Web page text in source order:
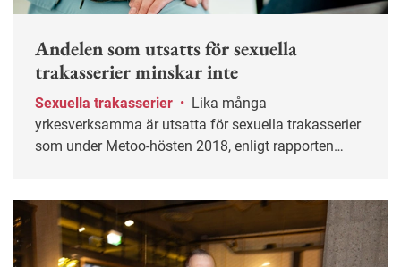
Andelen som utsatts för sexuella
trakasserier minskar inte
Sexuella trakasserier •
yrkesverksamma är utsatta för sexuella trakasserier
som under Metoo-hösten 2018, enligt rapporten